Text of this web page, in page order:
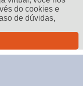
do cookies e
de dúvidas,